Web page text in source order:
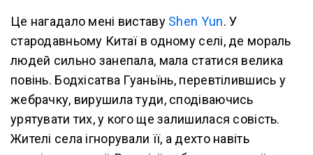
Це нагадало мені виставу Shen Yun. У
стародавньому Китаї в одному селі, де мораль
людей сильно занепала, мала статися велика
повінь. Бодхісатва Гуаньїнь, перевтілившись у
жебрачку, вирушила туди, сподіваючись
урятувати тих, у кого ще залишилася совість.
Жителі села ігнорували її, а дехто навіть